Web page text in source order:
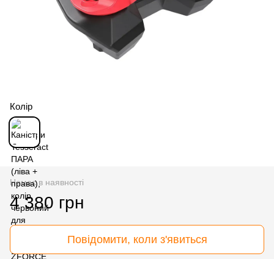
Колір
Немає в наявності
4 380 грн
Повідомити, коли з'явиться